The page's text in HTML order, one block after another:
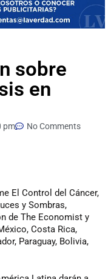
sobre
en
pm No Comments
El Control del Cáncer,
y Sombras,
de The Economist y
Costa Rica,
Paraguay, Bolivia,